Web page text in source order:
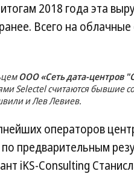
2018 года эта
Всего на
ООО «Сеть дата-центров
Selectel считаются бывшие
и Лев Левиев.
операторов
по предварительным
iKS-Consulting